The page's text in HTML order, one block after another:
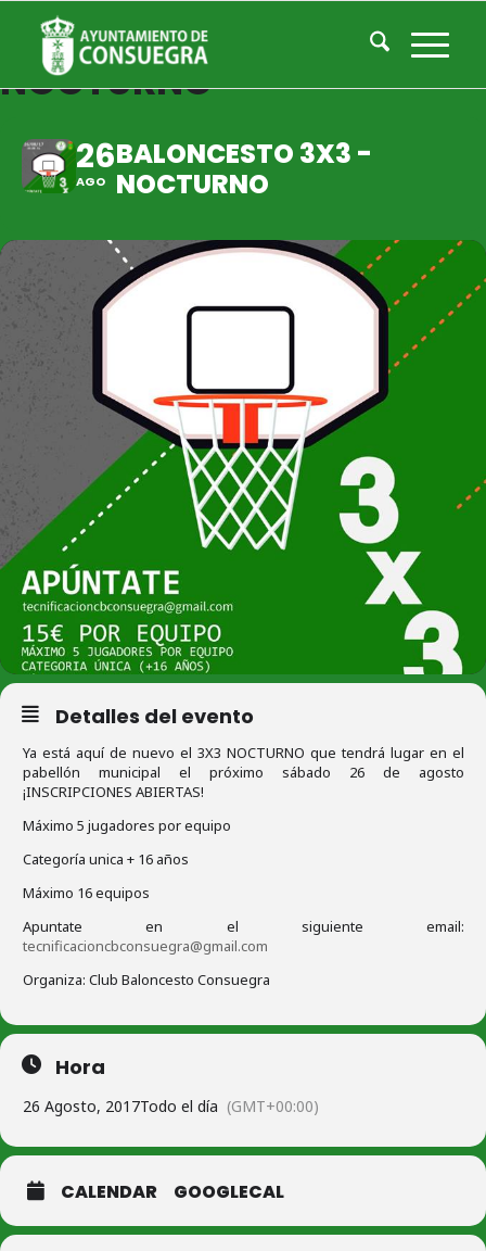
BALONCESTO 3X3 -
NOCTURNO
26
AGO
BALONCESTO 3X3 -
NOCTURNO
Detalles del evento
Ya está aquí de nuevo el 3X3 NOCTURNO que tendrá lugar en el
pabellón municipal el próximo sábado 26 de agosto
¡INSCRIPCIONES ABIERTAS!
Máximo 5 jugadores por equipo
Categoría unica + 16 años
Máximo 16 equipos
Apuntate en el siguiente email:
tecnificacioncbconsuegra@gmail.com
Organiza: Club Baloncesto Consuegra
Hora
26 Agosto, 2017Todo el día (GMT+00:00)
CALENDAR GOOGLECAL